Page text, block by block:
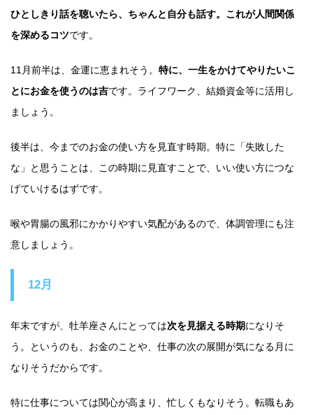
ひとしきり話を聴いたら、ちゃんと自分も話す。これが人間関係
を深めるコツです。
11月前半は、金運に恵まれそう。 特に、一生をかけてやりたいこ
とにお金を使うのは吉です。ライフワーク、結婚資金等に活用し
ましょう。
後半は、今までのお金の使い方を見直す時期。特に「失敗した
な」と思うことは、この時期に見直すことで、いい使い方につな
げていけるはずです。
喉や胃腸の風邪にかかりやすい気配があるので、体調管理にも注
意しましょう。
12月
年末ですが、牡羊座さんにとっては次を見据える時期になりそ
う。というのも、お金のことや、仕事の次の展開が気になる月に
なりそうだからです。
特に仕事については関心が高まり、忙しくもなりそう。転職もあ